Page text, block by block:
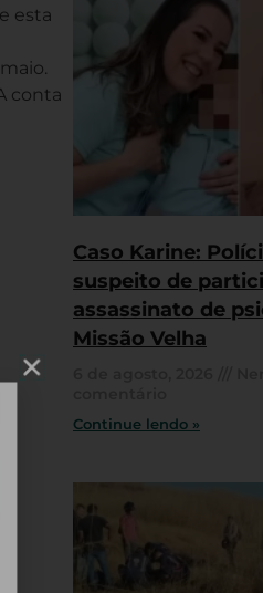
esta
conta
Caso Karine:
suspeito de
assassinato de
Missão Velha
Continue lendo »